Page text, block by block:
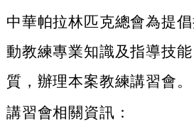
中華帕拉林匹克總會為提
動教練專業知識及指導技
質，辦理本案教練講習會。
講習會相關資訊：